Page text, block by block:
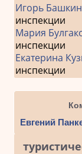
Игорь Башкин
инспекции
Мария
инспекции
Екатерина
инспекции
Евгений